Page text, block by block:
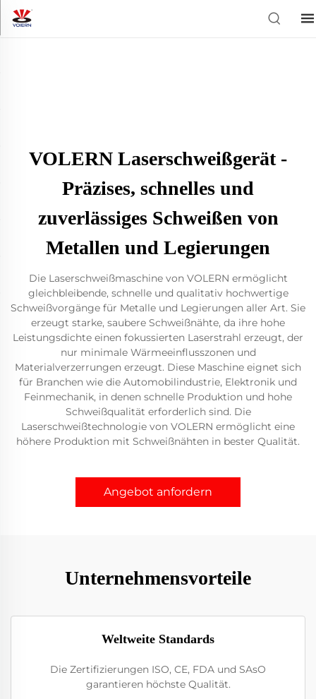
VOLERN Laserschweißgerät -
Präzises, schnelles und
zuverlässiges Schweißen von
Metallen und Legierungen
Die Laserschweißmaschine von VOLERN ermöglicht
gleichbleibende, schnelle und qualitativ hochwertige
Schweißvorgänge für Metalle und Legierungen aller Art. Sie
erzeugt starke, saubere Schweißnähte, da ihre hohe
Leistungsdichte einen fokussierten Laserstrahl erzeugt, der
nur minimale Wärmeeinflusszonen und
Materialverzerrungen erzeugt. Diese Maschine eignet sich
für Branchen wie die Automobilindustrie, Elektronik und
Feinmechanik, in denen schnelle Produktion und hohe
Schweißqualität erforderlich sind. Die
Laserschweißtechnologie von VOLERN ermöglicht eine
höhere Produktion mit Schweißnähten in bester Qualität.
Angebot anfordern
Unternehmensvorteile
Weltweite Standards
Die Zertifizierungen ISO, CE, FDA und SAsO
garantieren höchste Qualität.